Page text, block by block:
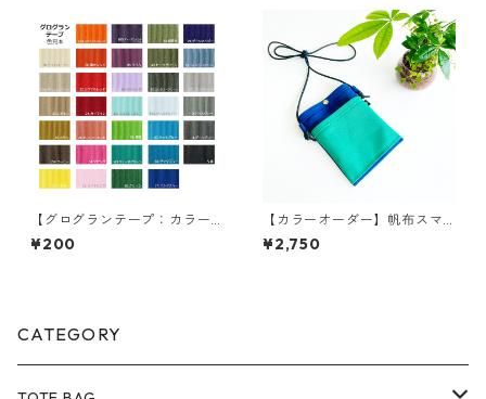
【グログランテープ：カラー
サンプル】選べる5色
¥200
【カラーオーダー】帆布スマ
ホショルダー
¥2,750
CATEGORY